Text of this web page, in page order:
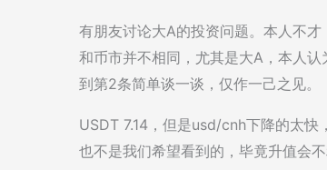
有朋友讨论大A的投资问题。本人不
和币市并不相同，尤其是大A，本人
到第2条简单谈一谈，仅作一己之见。
USDT 7.14，但是usd/cnh下降的太
也不是我们希望看到的，毕竟升值会不